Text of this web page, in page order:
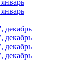
декабрь
декабрь
декабрь
декабрь